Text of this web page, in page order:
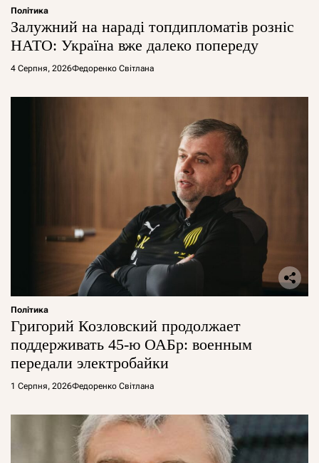
Політика
Залужний на нараді топдипломатів розніс
НАТО: Україна вже далеко попереду
4 Серпня, 2026Федоренко Світлана
Політика
Григорий Козловский продолжает
поддерживать 45-ю ОАБр: военным
передали электробайки
1 Серпня, 2026Федоренко Світлана